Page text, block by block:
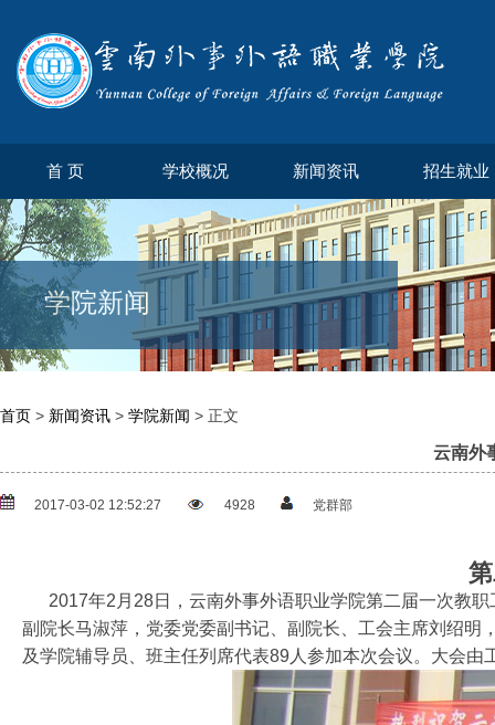
首 页 学校概况 新闻资讯 招生就业
学院新闻
首页 > 新闻资讯 > 学院新闻 > 正文
云南外
2017-03-02 12:52:27 4928 党群部
2017年2月28日，云南外事外语职业学院第二届一次教职
副院长马淑萍，党委党委副书记、副院长、工会主席刘绍明
及学院辅导员、 班主任列席代表89人参加本次会议。大会由